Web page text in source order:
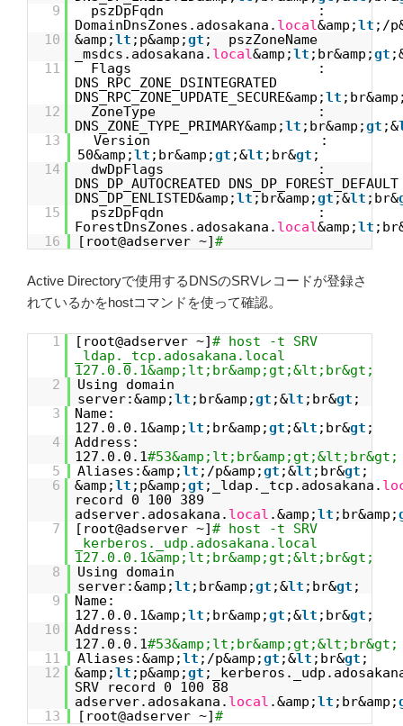
9
pszDpFqdn :
DomainDnsZones.adosakana. local&amp;lt ;/
10
&amp;lt ;p&amp;gt ;
_msdcs.adosakana. local&amp;lt ;br&amp;gt
11
Flags :
DNS_RPC_ZONE_DSINTEGRATED
DNS_RPC_ZONE_UPDATE_SECURE&amp;lt
12
ZoneType :
DNS_ZONE_TYPE_PRIMARY&amp;lt ;br&amp;gt ;&
13
Version :
50&amp;lt ;br&amp;gt ;&lt ;br&gt ;
14
dwDpFlags :
DNS_DP_AUTOCREATED DNS_DP_FOREST_DEFAULT
DNS_DP_ENLISTED&amp;lt ;br&amp;gt ;&lt ;br&
15
pszDpFqdn :
ForestDnsZones.adosakana. local&amp;lt
16
[root@adserver ~]#
Active Directoryで使用するDNSのSRVレコードが登録さ
れているかをhostコマンドを使って確認。
1 [root@adserver ~]# host -t SRV
_ldap._tcp.adosakana.local
127.0.0.1&amp;lt;br&amp;gt;&lt;br&gt;
2
Using domain
server:&amp;lt ;br&amp;gt ;&lt ;br&gt ;
3
Name:
127.0.0.1&amp;lt ;br&amp;gt ;&lt ;br&gt ;
4
Address:
127.0.0.1#53&amp;lt;br&amp;gt;&lt;br&gt;
5
Aliases:&amp;lt ;/p&amp;gt ;&lt ;br&gt ;
6
&amp;lt ;p&amp;gt ;_ldap._tcp.adosakana.
record 0 100 389
adserver.adosakana. local .&amp;lt ;br&amp;
7
[root@adserver ~]# host -t SRV
_kerberos._udp.adosakana.local
127.0.0.1&amp;lt;br&amp;gt;&lt;br&gt;
8
Using domain
server:&amp;lt ;br&amp;gt ;&lt ;br&gt ;
9
Name:
127.0.0.1&amp;lt ;br&amp;gt ;&lt ;br&gt ;
10
Address:
127.0.0.1#53&amp;lt;br&amp;gt;&lt;br&gt;
11
Aliases:&amp;lt ;/p&amp;gt ;&lt ;br&gt ;
12
&amp;lt ;p&amp;gt
SRV record 0 100 88
adserver.adosakana. local .&amp;lt ;br&amp;
13
[root@adserver ~]#